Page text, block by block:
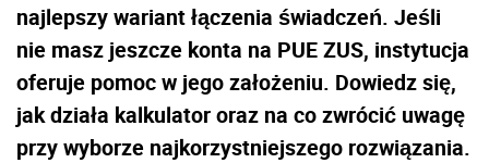
najlepszy wariant łączenia świadczeń. Jeśli
nie masz jeszcze konta na PUE ZUS, instytucja
oferuje pomoc w jego założeniu. Dowiedz się,
jak działa kalkulator oraz na co zwrócić uwagę
przy wyborze najkorzystniejszego rozwiązania.